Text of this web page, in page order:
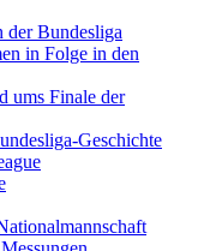
der Bundesliga
in Folge in den
ums Finale der
Geschichte